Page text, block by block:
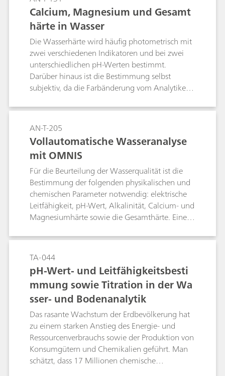
Calcium, Magnesium und Gesamt
härte in Wasser
Die Wasserhärte wird häufig photometrisch mit
zwei verschiedenen Indikatoren und bei zwei
unterschiedlichen pH-Werten bestimmt.
Darüber hinaus ist die Bestimmung selbst
subjektiv, da die Farbänderung vom Analytiker
wird. In diesem Anwendungshinweis wird eine
robustere Option zur einfachen Bestimmung
von Kalzium, Magnesium und der Gesamthärte
in Wasser mithilfe des Cu-ISE vorgestellt und
zwei verschiedene Titriermittel. Die
Probenvorbereitung ist für beide Analysen
identisch und kann daher problemlos
automatisiert erfolgen.
AN-T-205
Vollautomatische Wasseranalyse
mit OMNIS
Für die Beurteilung der Wasserqualität ist die
Bestimmung der folgenden physikalischen und
chemischen Parameter notwendig: elektrische
Leitfähigkeit, pH-Wert, Alkalinität, Calcium- und
Magnesiumhärte sowie die Gesamthärte. Eine
Leitungswasser erfolgt mit dem automatisierten
OMNIS-System, bei dem parallel verschiedene
Arbeitsstationen zum Einsatz kommen. Das
System wird durch ein 856 Conductivity Module
mit Dosinos ergänzt.
TA-044
pH-Wert- und Leitfähigkeitsbesti
mmung sowie Titration in der Wa
sser- und Bodenanalytik
Das rasante Wachstum der Erdbevölkerung hat
zu einem starken Anstieg des Energie- und
Ressourcenverbrauchs sowie der Produktion von
Konsumgütern und Chemikalien geführt. Man
schätzt, dass 17 Millionen chemische